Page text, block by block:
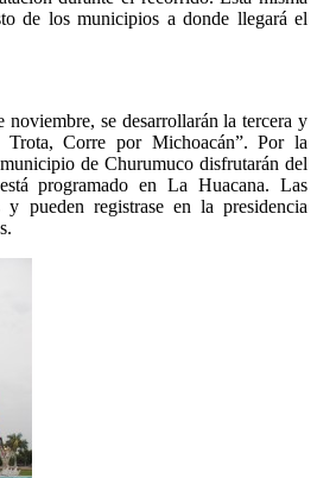
de los municipios a donde llegará el
se desarrollarán la tercera y
Trota, Corre por Michoacán”. Por la
de Churumuco disfrutarán del
programado en La Huacana. Las
y pueden registrase en la presidencia